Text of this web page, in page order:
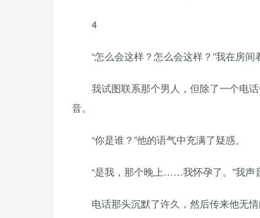
4
“怎么会这样？怎么会这样？”我在房间
我试图联系那个男人，但除了一个电话
音。
“你是谁？”他的语气中充满了疑惑。
“是我，那个晚上……我怀孕了。”我声音
电话那头沉默了许久，然后传来他无情